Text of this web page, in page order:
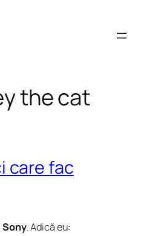
the cat
care fac
Sony. Adică eu: